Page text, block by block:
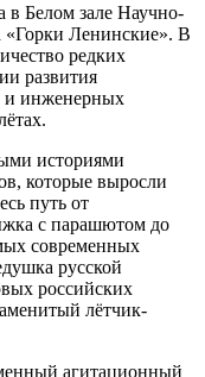
в Белом зале Научно-
«Горки Ленинские». В
редких
развития
и инженерных
историями
которые выросли
путь от
с парашютом до
современных
русской
российских
лётчик-
агитационный